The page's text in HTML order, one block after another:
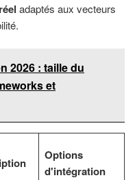
adaptés aux vecteurs
2026 : taille du
et
Options
d'intégration